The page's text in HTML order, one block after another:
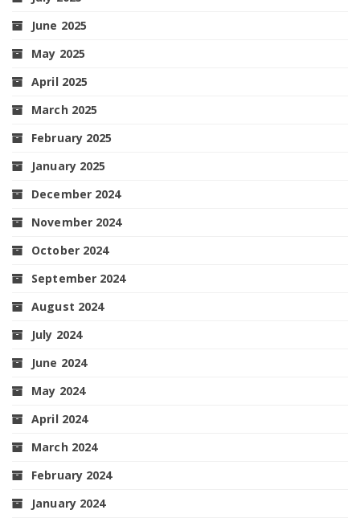
June 2025
May 2025
April 2025
March 2025
February 2025
January 2025
December 2024
November 2024
October 2024
September 2024
August 2024
July 2024
June 2024
May 2024
April 2024
March 2024
February 2024
January 2024